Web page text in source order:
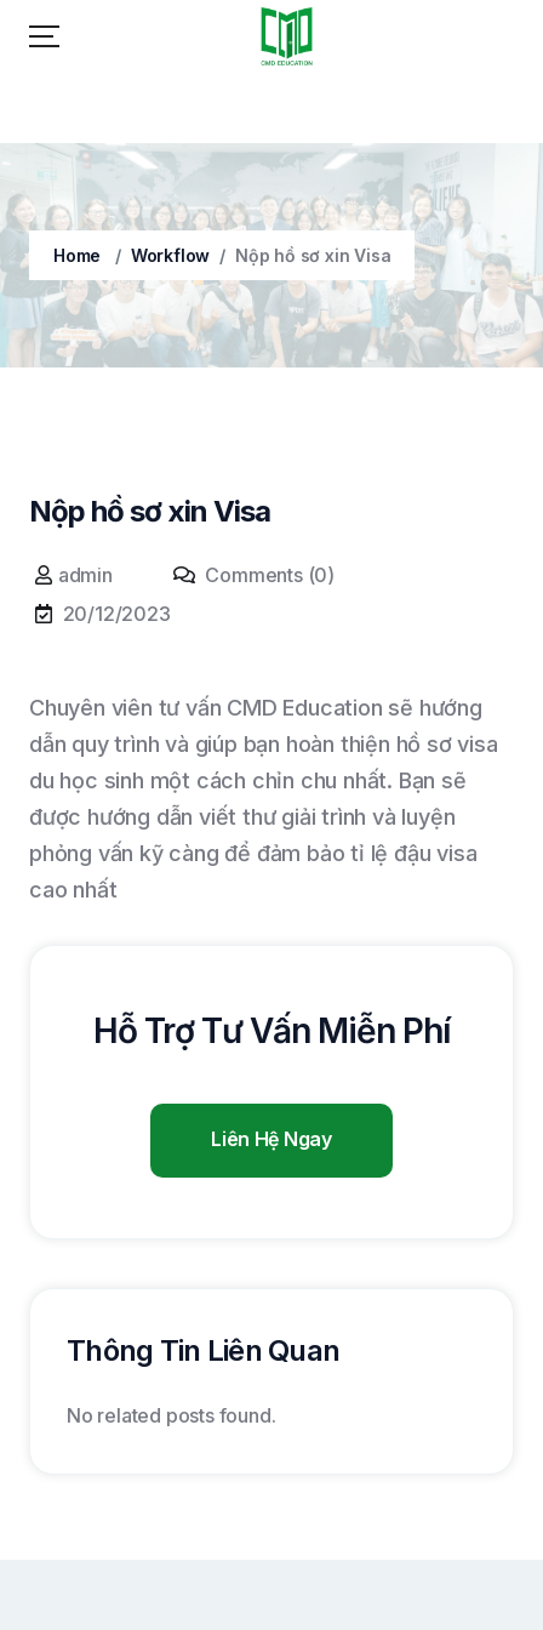
GIỚI THIỆU
DỊCH VỤ DU HỌC
SUMMER CAMP 2024
QUỐC GIA DU HỌC
Home Workflow Nộp hồ sơ xin Visa
Nộp hồ sơ xin Visa
admin
Comments (0)
20/12/2023
Chuyên viên tư vấn CMD Education sẽ hướng
dẫn quy trình và giúp bạn hoàn thiện hồ sơ visa
du học sinh một cách chỉn chu nhất. Bạn sẽ
được hướng dẫn viết thư giải trình và luyện
phỏng vấn kỹ càng để đảm bảo tỉ lệ đậu visa
cao nhất
Hỗ Trợ Tư Vấn Miễn Phí
Liên Hệ Ngay
Thông Tin Liên Quan
No related posts found.